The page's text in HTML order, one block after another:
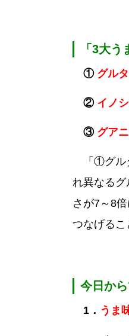
「3大
① グル
② イノ
③ グア
「①グル
れ異なるグ
さが7～8
つなげるこ
今日か
1． うま